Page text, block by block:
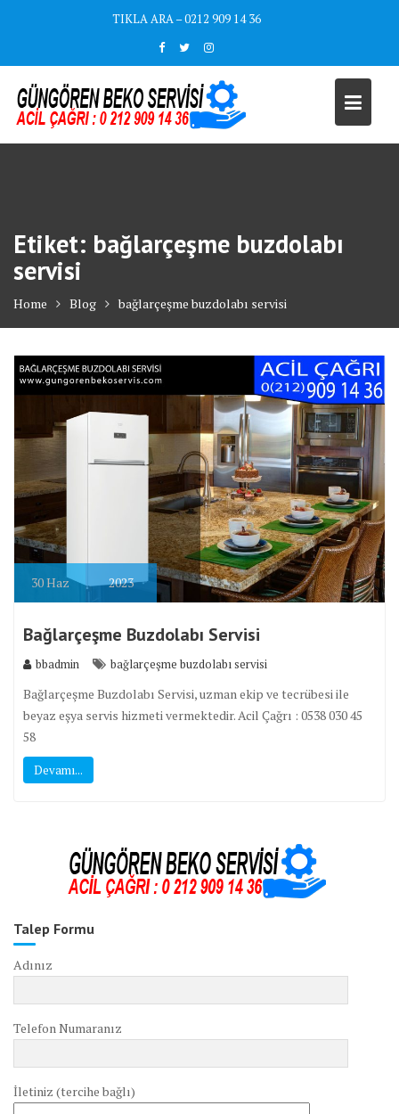
TIKLA ARA – 0212 909 14 36
Etiket: bağlarçeşme buzdolabı
servisi
Home Blog bağlarçeşme buzdolabı servisi
30Haz 2023
Bağlarçeşme Buzdolabı Servisi
bbadmin bağlarçeşme buzdolabı servisi
Bağlarçeşme Buzdolabı Servisi, uzman ekip ve tecrübesi ile
beyaz eşya servis hizmeti vermektedir. Acil Çağrı : 0538 030 45
58
Devamı...
Talep Formu
Adınız
Telefon Numaranız
İletiniz (tercihe bağlı)